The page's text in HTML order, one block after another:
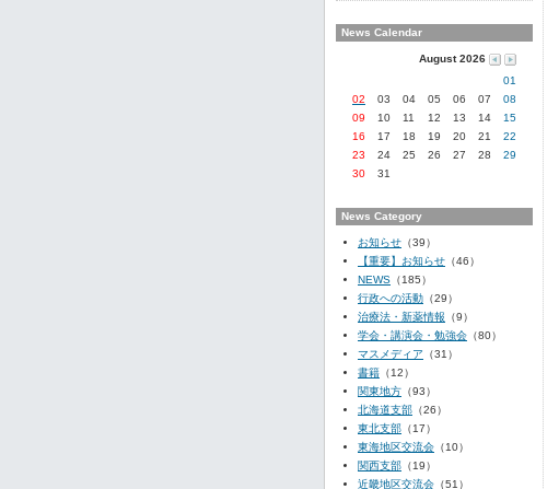
News Calendar
August 2026
01
02
03 04 05 06 07
08
09
10 11 12 13 14
15
16
17 18 19 20 21
22
23
24 25 26 27 28
29
30
31
News Category
お知らせ （39）
【重要】お知らせ （46）
NEWS （185）
行政への活動 （29）
治療法・新薬情報 （9）
学会・講演会・勉強会 （80）
マスメディア （31）
書籍 （12）
関東地方 （93）
北海道支部 （26）
東北支部 （17）
東海地区交流会 （10）
関西支部 （19）
近畿地区交流会 （51）